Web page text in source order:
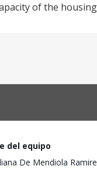
of the
del equipo
De Mendiola